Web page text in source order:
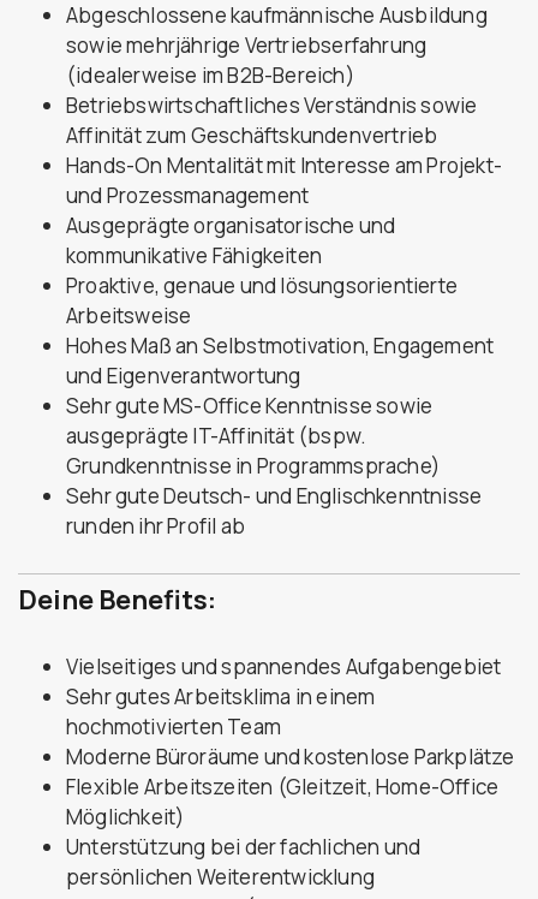
Abgeschlossene kaufmännische Ausbildung
sowie mehrjährige Vertriebserfahrung
(idealerweise im B2B-Bereich)
Betriebswirtschaftliches Verständnis sowie
Affinität zum Geschäftskundenvertrieb
Hands-On Mentalität mit Interesse am Projekt-
und Prozessmanagement
Ausgeprägte organisatorische und
kommunikative Fähigkeiten
Proaktive, genaue und lösungsorientierte
Arbeitsweise
Hohes Maß an Selbstmotivation, Engagement
und Eigenverantwortung
Sehr gute MS-Office Kenntnisse sowie
ausgeprägte IT-Affinität (bspw.
Grundkenntnisse in Programmsprache)
Sehr gute Deutsch- und Englischkenntnisse
runden ihr Profil ab
Deine Benefits:
Vielseitiges und spannendes Aufgabengebiet
Sehr gutes Arbeitsklima in einem
hochmotivierten Team
Moderne Büroräume und kostenlose Parkplätze
Flexible Arbeitszeiten (Gleitzeit, Home-Office
Möglichkeit)
Unterstützung bei der fachlichen und
persönlichen Weiterentwicklung